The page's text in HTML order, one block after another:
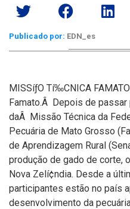
Publicado por: EDN_es
MISSíƒO Tí‰CNICA
Famato.Â Depois de passar
daÂ Missão Técnica da
Pecuária de Mato Grosso
de Aprendizagem Rural
produção de gado de corte,
Nova Zelí¢ndia. Desde a
participantes estão no paí­s
desenvolvimento da